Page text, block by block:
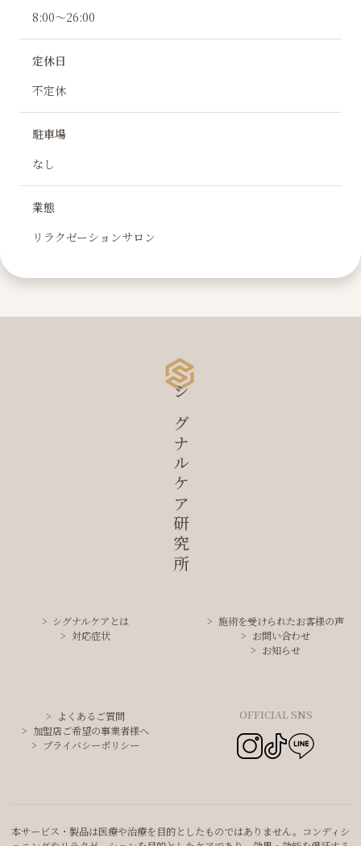
8:00〜26:00
定休日
不定休
駐車場
なし
業態
リラクゼーションサロン
シグナルケア研究所
シグナルケアとは
対応症状
施術を受けられたお客様の声
お問い合わせ
お知らせ
よくあるご質問
加盟店ご希望の事業者様へ
プライバシーポリシー
OFFICIAL SNS
本サービス・製品は医療や治療を目的としたものではありません。コンディシ